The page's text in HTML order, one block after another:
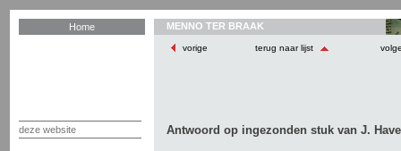
Home
deze website
MENNO TER BRAAK
vorige terug naar lijst
Antwoord op ingezonden stuk van J.